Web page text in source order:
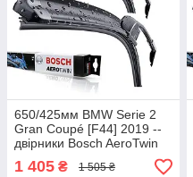
650/425мм BMW Serie 2
Gran Coupé [F44] 2019 --
двірники Bosch AeroTwin
Склоочисники
1 405 ₴ 1 505 ₴